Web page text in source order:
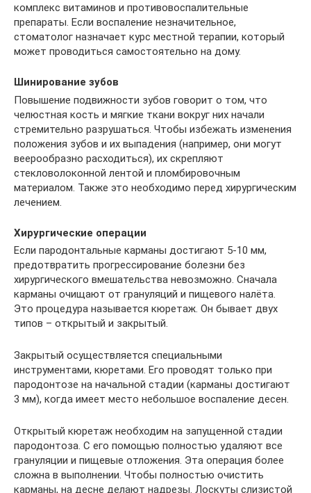
комплекс витаминов и противовоспалительные
препараты. Если воспаление незначительное,
стоматолог назначает курс местной терапии, который
может проводиться самостоятельно на дому.
Шинирование зубов
Повышение подвижности зубов говорит о том, что
челюстная кость и мягкие ткани вокруг них начали
стремительно разрушаться. Чтобы избежать изменения
положения зубов и их выпадения (например, они могут
веерообразно расходиться), их скрепляют
стекловолоконной лентой и пломбировочным
материалом. Также это необходимо перед хирургическим
лечением.
Хирургические операции
Если пародонтальные карманы достигают 5-10 мм,
предотвратить прогрессирование болезни без
хирургического вмешательства невозможно. Сначала
карманы очищают от грануляций и пищевого налёта.
Это процедура называется кюретаж. Он бывает двух
типов – открытый и закрытый.
Закрытый осуществляется специальными
инструментами, кюретами. Его проводят только при
пародонтозе на начальной стадии (карманы достигают
3 мм), когда имеет место небольшое воспаление десен.
Открытый кюретаж необходим на запущенной стадии
пародонтоза. С его помощью полностью удаляют все
грануляции и пищевые отложения. Эта операция более
сложна в выполнении. Чтобы полностью очистить
карманы, на десне делают надрезы. Лоскуты слизистой